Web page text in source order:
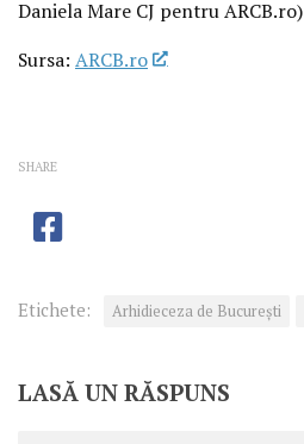
Daniela Mare CJ pentru ARCB.ro)
Sursa: ARCB.ro
SHARE
Etichete: Arhidieceza de București
LASĂ UN RĂSPUNS